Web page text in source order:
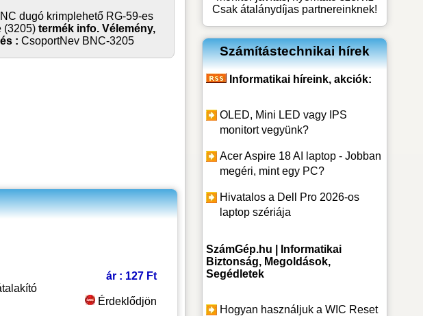
dugó krimplehető RG-59-es
(3205)termék info. Vélemény,
: CsoportNev BNC-3205
ár : 127 Ft
Érdeklődjön
Csak átalánydíjas partnereinknek!
Számítástechnikai hírek
Informatikai híreink, akciók:
OLED, Mini LED vagy IPS
monitort vegyünk?
Acer Aspire 18 AI laptop - Jobban
megéri, mint egy PC?
Hivatalos a Dell Pro 2026-os
laptop szériája
SzámGép.hu | Informatikai
Biztonság, Megoldások,
Segédletek
Hogyan használjuk a WIC Reset